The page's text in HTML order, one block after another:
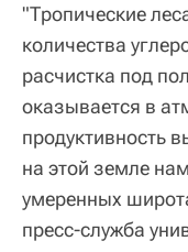
"Тропические
количества
расчистка под
оказывается в
продуктивность
на этой земле
умеренных
пресс-служба